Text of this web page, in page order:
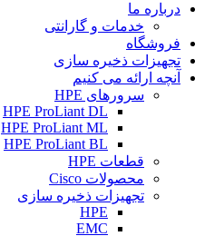
درباره ما
خدمات و گارانتی
فروشگاه
تجهیزات ذخیره سازی
آنچه ارائه می کنیم
سرورهای HPE
HPE ProLiant DL
HPE ProLiant ML
HPE ProLiant BL
قطعات HPE
محصولات Cisco
تجهیزات ذخیره سازی
HPE
EMC